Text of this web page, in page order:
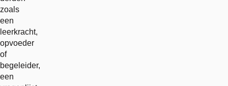
zoals
een
leerkracht,
opvoeder
of
begeleider,
een